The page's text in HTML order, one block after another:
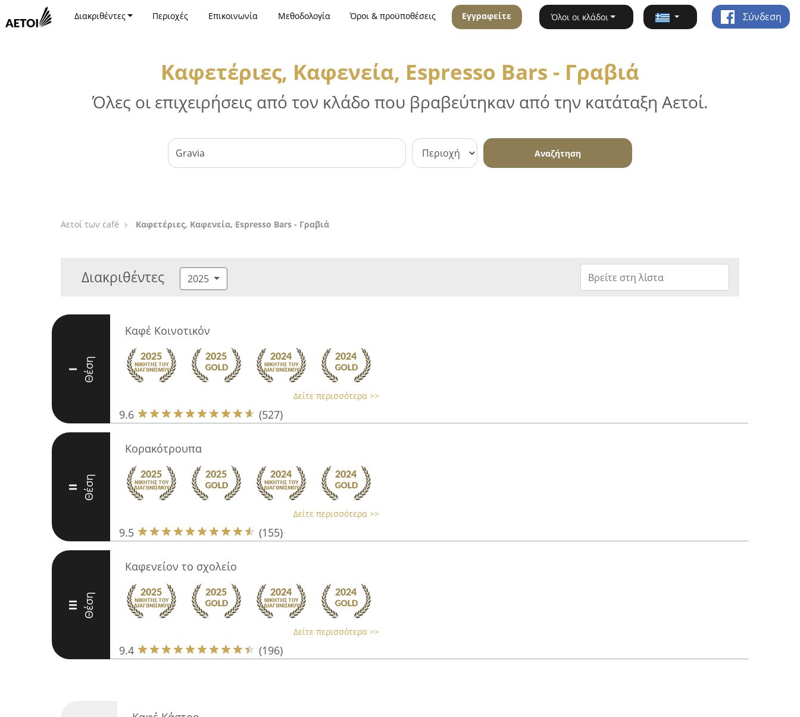
Διακριθέντες Περιοχές Επικοινωνία Μεθοδολογία Όροι & προϋποθέσεις Εγγραφείτε Όλοι οι κλάδοι Σύνδεση
Καφετέριες, Καφενεία, Espresso Bars - Γραβιά
Όλες οι επιχειρήσεις από τον κλάδο που βραβεύτηκαν από την κατάταξη Αετοί.
Αναζήτηση
Αετοί των café Καφετέριες, Καφενεία, Espresso Bars - Γραβιά
Διακριθέντες 2025
I Θέση
Καφέ Κοινοτικόν
Δείτε περισσότερα >>
9.6 (527)
II Θέση
Κορακότρουπα
Δείτε περισσότερα >>
9.5 (155)
III Θέση
Καφενείον το σχολείο
Δείτε περισσότερα >>
9.4 (196)